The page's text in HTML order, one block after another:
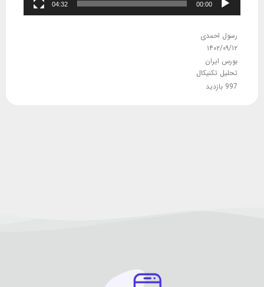
00:00
04:32
رسول احمدی
۱۴۰۲/۰۹/۱۲
بورس ایران
تحلیل تکنیکال
997 بازدید